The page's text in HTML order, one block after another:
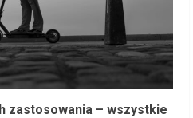
zastosowania – wszystkie